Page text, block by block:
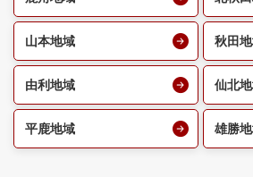
山本地域 秋田
由利地域 仙北
平鹿地域 雄勝